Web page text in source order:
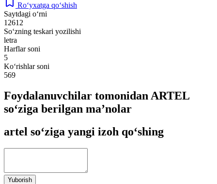
Ro‘yxatga qo‘shish
Saytdagi o‘rni
12612
So‘zning teskari yozilishi
letra
Harflar soni
5
Ko‘rishlar soni
569
Foydalanuvchilar tomonidan ARTEL
so‘ziga berilgan ma’nolar
artel so‘ziga yangi izoh qo‘shing
Yuborish